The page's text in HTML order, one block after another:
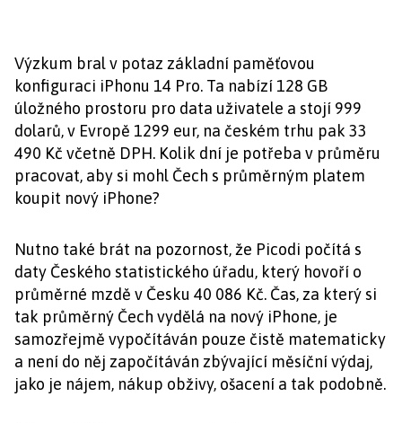
Výzkum bral v potaz základní paměťovou
konfiguraci iPhonu 14 Pro. Ta nabízí 128 GB
úložného prostoru pro data uživatele a stojí 999
dolarů, v Evropě 1299 eur, na českém trhu pak 33
490 Kč včetně DPH. Kolik dní je potřeba v průměru
pracovat, aby si mohl Čech s průměrným platem
koupit nový iPhone?
Nutno také brát na pozornost, že Picodi počítá s
daty Českého statistického úřadu, který hovoří o
průměrné mzdě v Česku 40 086 Kč. Čas, za který si
tak průměrný Čech vydělá na nový iPhone, je
samozřejmě vypočítáván pouze čistě matematicky
a není do něj započítáván zbývající měsíční výdaj,
jako je nájem, nákup obživy, ošacení a tak podobně.